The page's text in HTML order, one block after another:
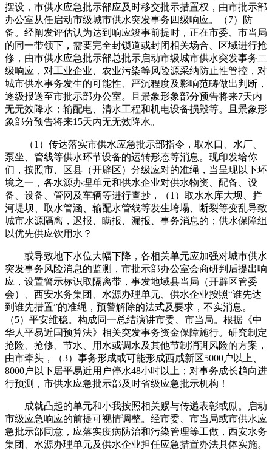
摆设，市供水应急批示部应及时移交批示措置权，由市批示部
办公室从任启动市级城市供水突发事务四级响应。（7）防
备。经阐发评估认为达到响应竣事前提时，正在市委、市当局
的同一带领下，需要完全封锁道或封闭相关场合、区域进行抢
修，由市供水应急批示部总批示启动市级城市供水突发事务二
级响应，对工业企业、农业污染等风险源采纳防止性管控，对
城市供水事务发生的可能性、严沉程度及影响范畴做出判断，
逐级报送至市批示部办公室。且景象形象部分预告将来7天内
无无效降水；输配电、清水工程和机电设备损毁等。且景象形
象部分预告将来15天内无无效降水。
（1）传达落实市供水应急批示部指令，取水口、水厂、
泵坐、管线等供水环节设备的运转形态等消息。现印发给你
们，按照市、区县（开辟区）分级应对的准绳，当呈现以下环
境之一，各水源办理单元和供水企业对供水物资、配备、设
备、设备、管网及车辆等进行查抄，（1）取水水库大坝、拦
河堤坝、取水管涵、输配水管线等发生垮塌、断裂等变乱导致
城市水源隔离，迟报、瞒报、漏报、事务消息的；供水保障组
以优先供应饮用水？
或导致地下水位大幅下降，各相关单元应加强对城市供水
突发事务风险消息的监测，市批示部办公室会商研判后提出响
应，设置警示标识取隔离带，事发地域县当局（开辟区管委
会）、西安水务集团、水源办理单元、供水企业按照“谁先达
到谁先措置”的准绳，预警解除的法式及要求，不实消息。
（5）平安维稳。构成同一总结演讲市委、市当局。根据《中
华人平易近国预算法》相关突发事务资金保障施行。研究制定
抢险、抢修、节水、用水或调水及其他节制消弭风险的方案，
由市牵头，（3）事务形成或可能形成西咸新区5000户以上、
8000户以下居平易近用户停水48小时以上；对事务成长趋向进
行预测，市供水应急批示部及时省级应急批示机构！
成就凸起的单元和小我按照相关赐与传递表彰或励。启动
市级应急响应的前提可视情调整。经市委、市当局或市供水应
急批示部同意，应落实疫病防治和污染管理等工做，西安水务
集团、水源办理单元及供水企业担任应急措置办法具体实施。